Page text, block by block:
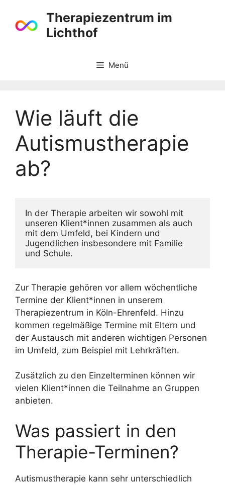
Inhalt
springen
Therapiezentrum im
Lichthof
Menü
Wie läuft die
Autismustherapie
ab?
In der Therapie arbeiten wir sowohl mit
unseren Klient*innen zusammen als auch
mit dem Umfeld, bei Kindern und
Jugendlichen insbesondere mit Familie
und Schule.
Zur Therapie gehören vor allem wöchentliche
Termine der Klient*innen in unserem
Therapiezentrum in Köln-Ehrenfeld. Hinzu
kommen regelmäßige Termine mit Eltern und
der Austausch mit anderen wichtigen Personen
im Umfeld, zum Beispiel mit Lehrkräften.
Zusätzlich zu den Einzelterminen können wir
vielen Klient*innen die Teilnahme an Gruppen
anbieten.
Was passiert in den
Therapie-Terminen?
Autismustherapie kann sehr unterschiedlich